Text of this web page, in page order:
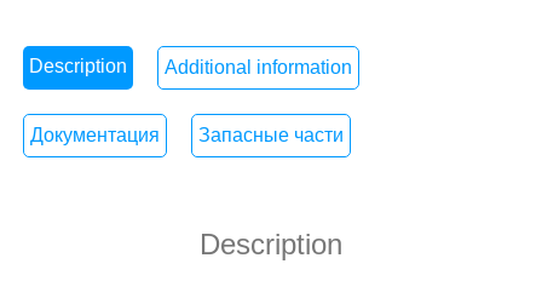
Description Additional information
Документация Запасные части
Description